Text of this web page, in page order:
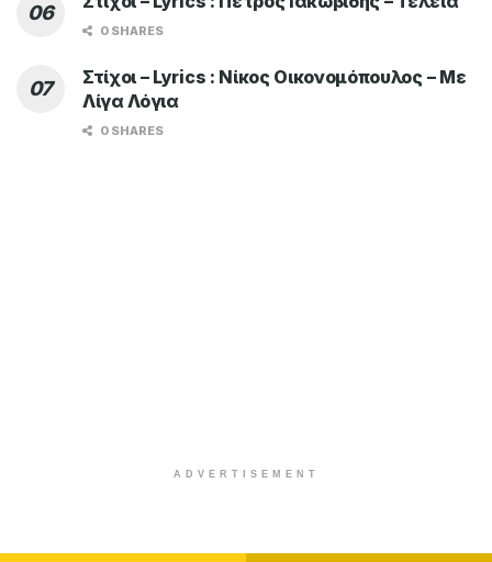
0 SHARES
Στίχοι – Lyrics : Νίκος Οικονομόπουλος – Με
Λίγα Λόγια
0 SHARES
ADVERTISEMENT